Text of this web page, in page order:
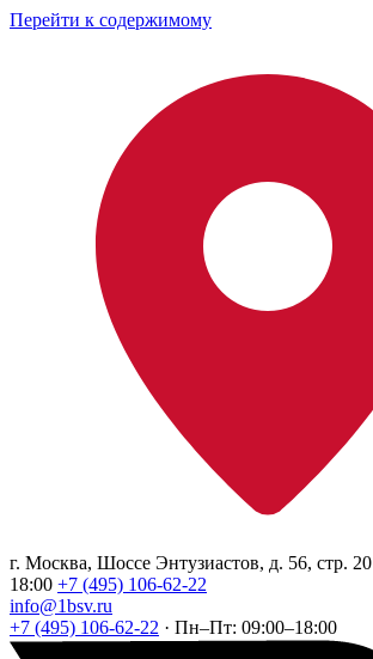
Перейти к содержимому
г. Москва, Шоссе Энтузиастов, д. 56, стр. 20
18:00 +7 (495) 106-62-22
info@1bsv.ru
+7 (495) 106-62-22 · Пн–Пт: 09:00–18:00